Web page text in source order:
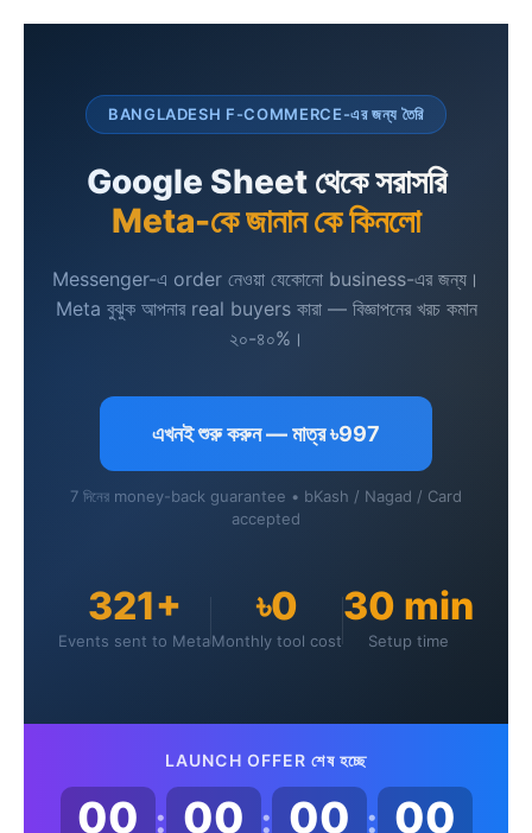
BANGLADESH F-COMMERCE-এর জন্য তৈরি
Google Sheet থেকে সরাসরি
Meta-কে জানান কে কিনলো
Messenger-এ order নেওয়া যেকোনো business-এর জন্য।
Meta বুঝুক আপনার real buyers কারা — বিজ্ঞাপনের খরচ কমান
২০-৪০%।
এখনই শুরু করুন — মাত্র ৳997
7 দিনের money-back guarantee • bKash / Nagad / Card
accepted
321+
Events sent to Meta
৳0
Monthly tool cost
30 min
Setup time
LAUNCH OFFER শেষ হচ্ছে
00 : 00 : 00 : 00